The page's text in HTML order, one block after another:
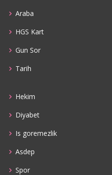
Araba
HGS Kart
Gun Sor
Tarih
Hekim
Diyabet
Is goremezlik
Asdep
Spor